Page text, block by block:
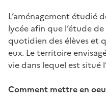
L’aménagement étudié
lycée afin que l’étude
quotidien des élèves et
eux. Le territoire
vie dans lequel est situé
Comment mettre en